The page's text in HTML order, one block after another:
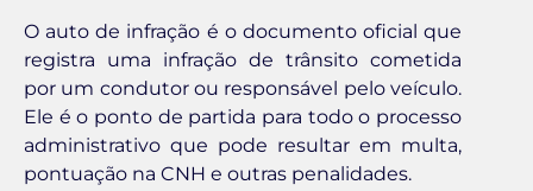
O auto de infração é o documento oficial que
registra uma infração de trânsito cometida
por um condutor ou responsável pelo veículo.
Ele é o ponto de partida para todo o processo
administrativo que pode resultar em multa,
pontuação na CNH e outras penalidades.